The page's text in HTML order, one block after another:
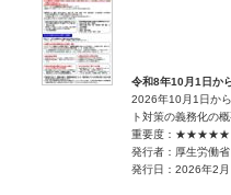
令和8年10月1日か
2026年10月1日か
ト対策の義務化の
重要度：★★★★★
発行者：厚生労働省
発行日：2026年2月